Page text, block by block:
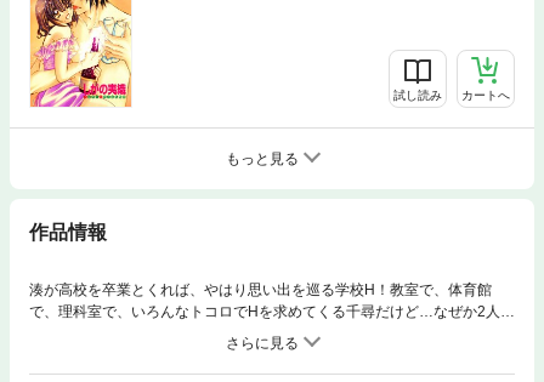
試し読み カートへ
もっと見る
作品情報
湊が高校を卒業とくれば、やはり思い出を巡る学校H！教室で、体育館
で、理科室で、いろんなトコロでHを求めてくる千尋だけど…なぜか2人が
出会った場所・保健室だけは避けているようで…！？大人気ラブストーリ
ーの史上最高にハッピーな完結編！！